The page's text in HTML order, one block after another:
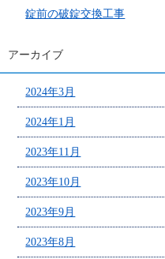
錠前の破錠交換工事
アーカイブ
2024年3月
2024年1月
2023年11月
2023年10月
2023年9月
2023年8月